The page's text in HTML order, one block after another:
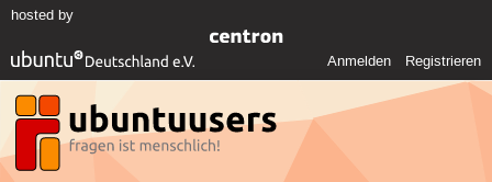
hosted by
Anmelden Registrieren